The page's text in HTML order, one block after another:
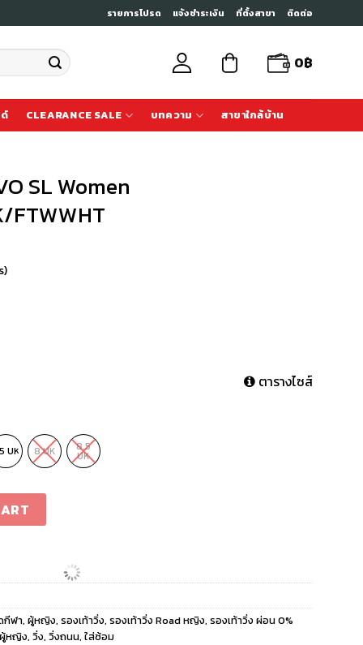
รายการโปรด แจ้งชำระเงิน ที่ตั้งสาขา ติดต่อ
0฿
CLEARANCE SALE บทความ สาขาใกล้บ้าน
SL Women
FTWWHT
ตารางไซส์
UK 8 UK 8.5
UK
LUCPNK/CBLACK/FTWWHT quantity
กีฬา, ผู้หญิง, รองเท้าวิ่ง, รองเท้าวิ่ง Road หญิง, รองเท้าวิ่ง ผ่อน 0%
ผู้หญิง, วิ่ง, วิ่งถนน, ใส่ซ้อม